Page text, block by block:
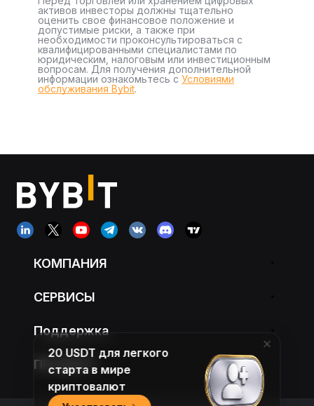
активов инвесторы должны тщательно
оценить свое финансовое положение и
допустимые риски, а также при
необходимости проконсультироваться с
квалифицированными специалистами по
юридическим, налоговым или инвестиционным
вопросам. Для получения дополнительной
информации ознакомьтесь с Условиями
обслуживания Bybit.
КОМПАНИЯ
СЕРВИСЫ
Поддержка
ПРОДУКТ
20 USDT для легкого
старта в мире
криптовалют